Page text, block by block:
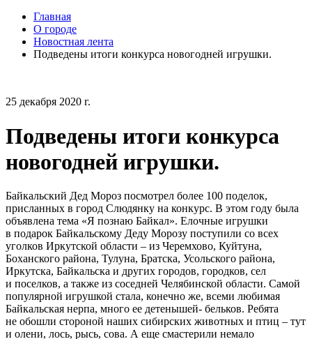
Главная
О городе
Новостная лента
Подведены итоги конкурса новогодней игрушки.
25 декабря 2020 г.
Подведены итоги конкурса
новогодней игрушки.
Байкальский Дед Мороз посмотрел более 100 поделок,
присланных в город Слюдянку на конкурс. В этом году была
объявлена тема «Я познаю Байкал». Елочные игрушки
в подарок Байкальскому Деду Морозу поступили со всех
уголков Иркутской области – из Черемхово, Куйтуна,
Боханского района, Тулуна, Братска, Усольского района,
Иркутска, Байкальска и других городов, городков, сел
и поселков, а также из соседней Челябинской области. Самой
популярной игрушкой стала, конечно же, всеми любимая
Байкальская нерпа, много ее детенышей- бельков. Ребята
не обошли стороной наших сибирских животных и птиц – тут
и олени, лось, рысь, сова. А еще смастерили немало